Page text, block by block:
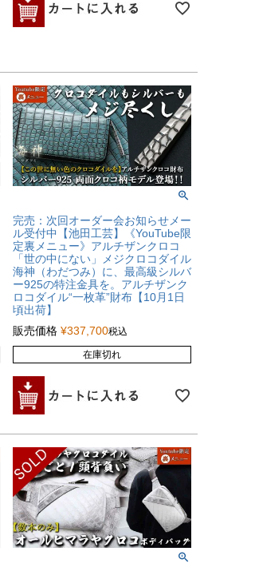
完売：次回オーダー会お知らせメー
ル受付中【池田工芸】《YouTube限
定裏メニュー》アルチザンクロコ
「世の中にない」メジクロコダイル
海神（わだつみ）に、最高級シルバ
ー925の特注金具を。アルチザンク
ロコダイル“一枚革”財布【10月1日
頃出荷】
販売価格 ¥337,700税込
在庫切れ